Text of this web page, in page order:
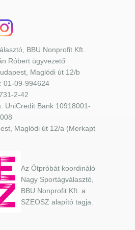
BBU Nonprofit Kft.
Róbert ügyvezető
Maglódi út 12/b
01-09-994624
2-42
UniCredit Bank 10918001-
Maglódi út 12/a (Merkapt
Az Ötpróbát koordináló
Nagy Sportágválasztó,
BBU Nonprofit Kft. a
SZEOSZ alapító tagja.